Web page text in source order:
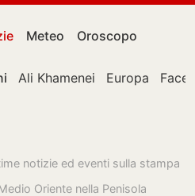
Meteo Oroscopo
Ali Khamenei Europa
notizie ed eventi sulla stampa
Oriente nella Penisola